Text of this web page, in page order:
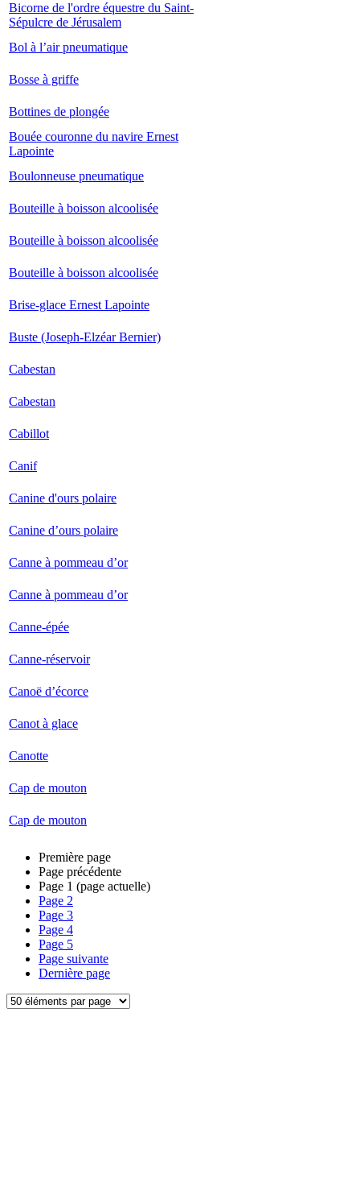
Bicorne de l'ordre équestre du Saint-
Sépulcre de Jérusalem
Bol à l’air pneumatique
Bosse à griffe
Bottines de plongée
Bouée couronne du navire Ernest
Lapointe
Boulonneuse pneumatique
Bouteille à boisson alcoolisée
Bouteille à boisson alcoolisée
Bouteille à boisson alcoolisée
Brise-glace Ernest Lapointe
Buste (Joseph-Elzéar Bernier)
Cabestan
Cabestan
Cabillot
Canif
Canine d'ours polaire
Canine d’ours polaire
Canne à pommeau d’or
Canne à pommeau d’or
Canne-épée
Canne-réservoir
Canoë d’écorce
Canot à glace
Canotte
Cap de mouton
Cap de mouton
Première page
Page précédente
Page 1 (page actuelle)
Page 2
Page 3
Page 4
Page 5
Page suivante
Dernière page